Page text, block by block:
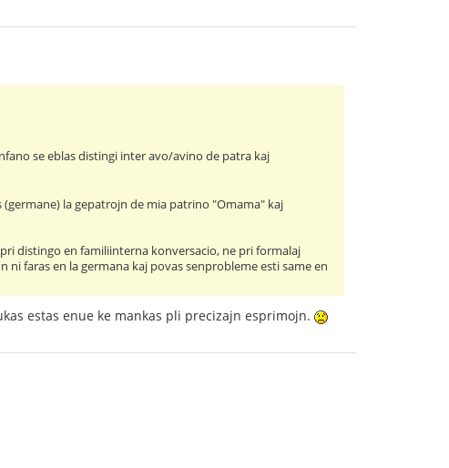
se eblas distingi inter avo/avino de patra kaj
la gepatrojn de mia patrino "Omama" kaj
distingo en familiinterna konversacio, ne pri formalaj
faras en la germana kaj povas senprobleme esti same en
estas enue ke mankas pli precizajn esprimojn.